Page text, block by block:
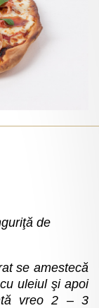
de
se amestecă
uleiul şi apoi
vreo 2 – 3